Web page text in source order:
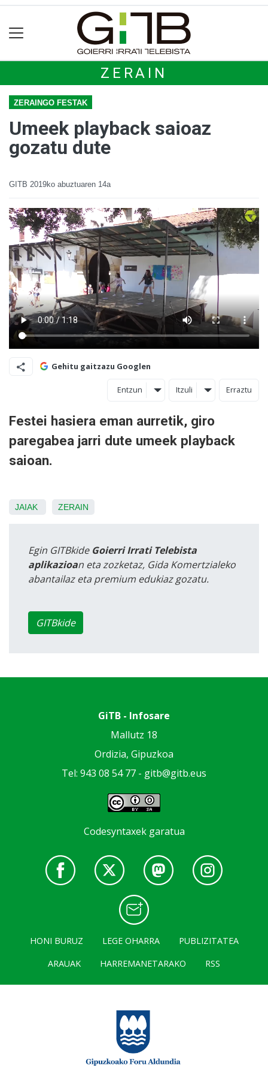
ZERAIN
ZERAINGO FESTAK
Umeek playback saioaz
gozatu dute
GITB 2019ko abuztuaren 14a
Gehitu gaitzazu Googlen
Entzun Itzuli Erraztu
Festei hasiera eman aurretik, giro
paregabea jarri dute umeek playback
saioan.
JAIAK ZERAIN
Egin GITBkide Goierri Irrati Telebista
aplikazioan eta zozketaz, Gida Komertzialeko
abantailaz eta premium edukiaz gozatu.
GITBkide
GiTB - Infosare
Mallutz 18
Ordizia, Gipuzkoa
Tel: 943 08 54 77 - gitb@gitb.eus
Codesyntaxek garatua
HONI BURUZ LEGE OHARRA
PUBLIZITATEA
ARAUAK
HARREMANETARAKO RSS